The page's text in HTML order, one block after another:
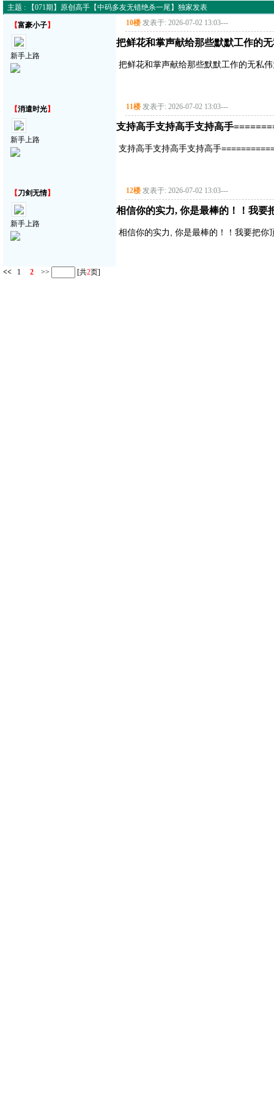
主题 : 【071期】原创高手【中码多友无错绝杀一尾】独家发表
【富豪小子】
新手上路
10楼 发表于: 2026-07-02 13:03---
把鲜花和掌声献给那些默默工作的
把鲜花和掌声献给那些默默工作的无私
【消遣时光】
新手上路
11楼 发表于: 2026-07-02 13:03---
支持高手支持高手支持高手
支持高手支持高手支持高手
【刀剑无情】
新手上路
12楼 发表于: 2026-07-02 13:03---
相信你的实力, 你是最棒的！！我要
相信你的实力, 你是最棒的！！我要把你
<< 1 2 >> [共2页]